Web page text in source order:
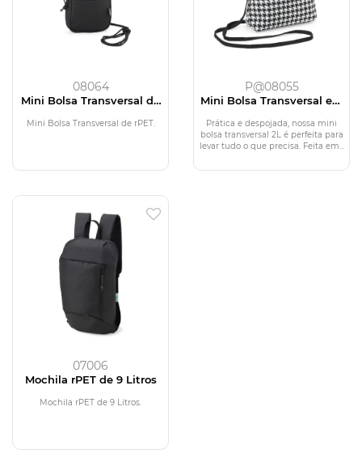
08064
Mini Bolsa Transversal de
Mini Bolsa Transversal de rPET.
P@08055
Mini Bolsa Transversal em
Prática e despojada, nossa mini
bolsa transversal 2L é perfeita para
levar tudo o que precisa. Feita em...
07006
Mochila rPET de 9 Litros
Mochila rPET de 9 Litros.